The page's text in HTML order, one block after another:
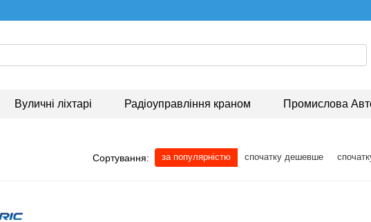
Вуличні ліхтарі Радіоуправління краном Промислова
Сортування: за популярністю спочатку дешевше